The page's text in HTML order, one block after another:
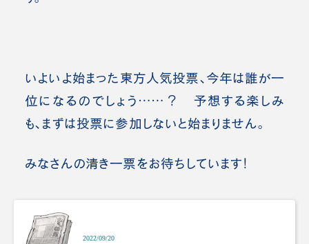
いよいよ始まった東方人気投票、今年は誰が一
位になるのでしょう……？ 予想する楽しみ
も、まずは投票に参加しないと始まりません。
みなさんの清き一票をお待ちしています！
2022/09/20